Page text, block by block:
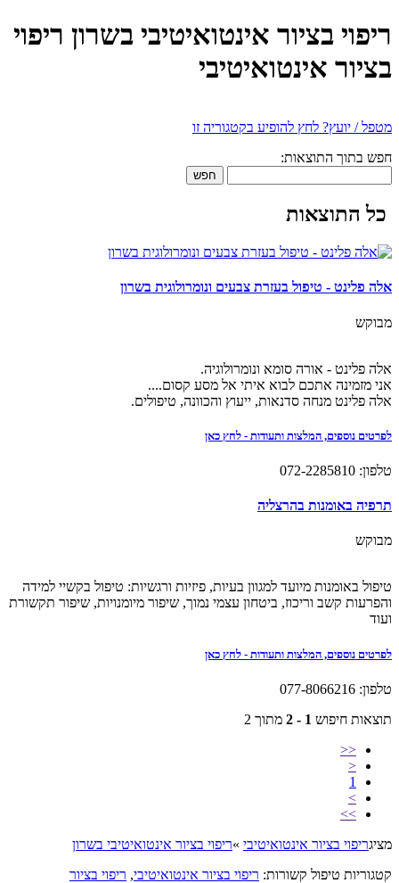
ריפוי בציור אינטואיטיבי בשרון ריפוי
בציור אינטואיטיבי
מטפל / יועץ? לחץ להופיע בקטגוריה זו
חפש בתוך התוצאות:
חפש
כל התוצאות
אלה פלינט - טיפול בעזרת צבעים ונומרולוגית בשרון
מבוקש
אלה פלינט - אורה סומא ונומרולוגיה.
אני מזמינה אתכם לבוא איתי אל מסע קסום....
אלה פלינט מנחה סדנאות, ייעוץ והכוונה, טיפולים.
לפרטים נוספים, המלצות ותעודות - לחץ כאן
טלפון: 072-2285810
תרפיה באומנות בהרצליה
מבוקש
טיפול באומנות מיועד למגוון בעיות, פיזיות ורגשיות: טיפול בקשיי למידה
והפרעות קשב וריכוז, ביטחון עצמי נמוך, שיפור מיומנויות, שיפור תקשורת
ועוד
לפרטים נוספים, המלצות ותעודות - לחץ כאן
טלפון: 077-8066216
תוצאות חיפוש 1 - 2
מתוך 2
<<
<
1
>
>>
מציגריפוי בציור אינטואיטיבי »ריפוי בציור אינטואיטיבי בשרון
קטגוריות טיפול קשורות: ריפוי בציור אינטואיטיבי, ריפוי בציור